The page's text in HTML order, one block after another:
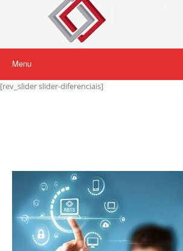
Menu
[rev_slider slider-diferenciais]